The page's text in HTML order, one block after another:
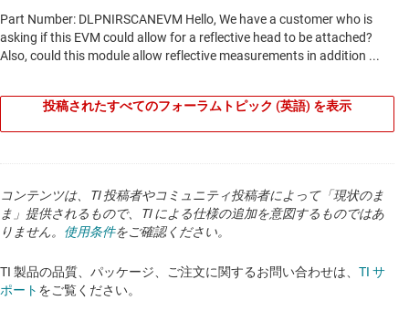
投稿されたすべてのフォーラムトピック (英語) を表示
コンテンツは、TI 投稿者やコミュニティ投稿者によって「現状のま
ま」提供されるもので、TI による仕様の追加を意図するものではあ
りません。 使用条件をご確認ください。
TI 製品の品質、パッケージ、ご注文に関するお問い合わせは、 TI サ
ポート をご覧ください。